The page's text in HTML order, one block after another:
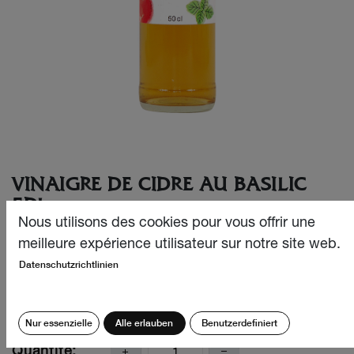
VINAIGRE DE CIDRE AU BASILIC
5DL
La fraîcheur du basilic se marie parfaitement bien à la
Nous utilisons des cookies pour vous offrir une
meilleure expérience utilisateur sur notre site web.
Datenschutzrichtlinien
Nur essenzielle Alle erlauben Benutzerdefiniert